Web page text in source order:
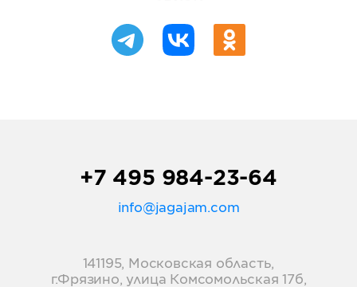
+7 495 984-23-64
info@jagajam.com
141195, Московская область,
г.Фрязино, улица Комсомольская 17б,